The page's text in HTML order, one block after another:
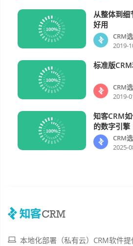
从整体到细
好用
CRM
2019-
标准版
CRM
2019-
知客CRM
的数字引擎
CRM
2025-
本地化部署（私有云）CRM软件提